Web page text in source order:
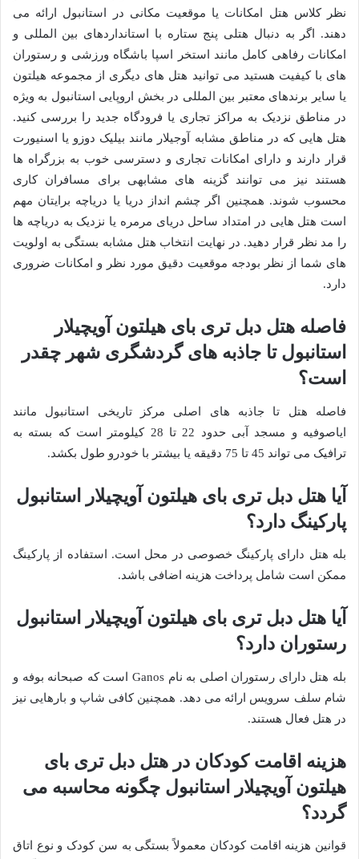
نظر کلاس هتل امکانات یا موقعیت مکانی در استانبول ارائه می
دهند. اگر به دنبال هتلی پنج ستاره با استانداردهای بین المللی و
امکانات رفاهی کامل مانند استخر اسپا باشگاه ورزشی و رستوران
های با کیفیت هستید می توانید هتل های دیگری از مجموعه هیلتون
یا سایر برندهای معتبر بین المللی در بخش اروپایی استانبول به ویژه
در مناطق نزدیک به مراکز تجاری یا فرودگاه جدید را بررسی کنید.
هتل هایی که در مناطق مشابه آوجیلار مانند بیلیک دوزو یا اسنیورت
قرار دارند و دارای امکانات تجاری و دسترسی خوب به بزرگراه ها
هستند نیز می توانند گزینه های مشابهی برای مسافران کاری
محسوب شوند. همچنین اگر چشم انداز دریا یا دریاچه برایتان مهم
است هتل هایی در امتداد ساحل دریای مرمره یا نزدیک به دریاچه ها
را مد نظر قرار دهید. در نهایت انتخاب هتل مشابه بستگی به اولویت
های شما از نظر بودجه موقعیت دقیق مورد نظر و امکانات ضروری
دارد.
فاصله هتل دبل تری بای هیلتون آویچیلار
استانبول تا جاذبه های گردشگری شهر چقدر
است؟
فاصله هتل تا جاذبه های اصلی مرکز تاریخی استانبول مانند
ایاصوفیه و مسجد آبی حدود 22 تا 28 کیلومتر است که بسته به
ترافیک می تواند 45 تا 75 دقیقه یا بیشتر با خودرو طول بکشد.
آیا هتل دبل تری بای هیلتون آویچیلار استانبول
پارکینگ دارد؟
بله هتل دارای پارکینگ خصوصی در محل است. استفاده از پارکینگ
ممکن است شامل پرداخت هزینه اضافی باشد.
آیا هتل دبل تری بای هیلتون آویچیلار استانبول
رستوران دارد؟
بله هتل دارای رستوران اصلی به نام Ganos است که صبحانه بوفه و
شام سلف سرویس ارائه می دهد. همچنین کافی شاپ و بارهایی نیز
در هتل فعال هستند.
هزینه اقامت کودکان در هتل دبل تری بای
هیلتون آویچیلار استانبول چگونه محاسبه می
گردد؟
قوانین هزینه اقامت کودکان معمولاً بستگی به سن کودک و نوع اتاق